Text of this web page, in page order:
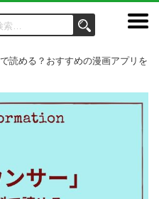
読める？おすすめの漫画アプリを